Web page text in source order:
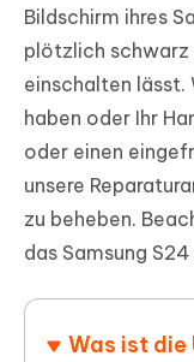
Bildschirm ihres
plötzlich schwarz
einschalten lässt.
haben oder Ihr
oder einen
unsere
zu beheben.
das Samsung
Was ist die